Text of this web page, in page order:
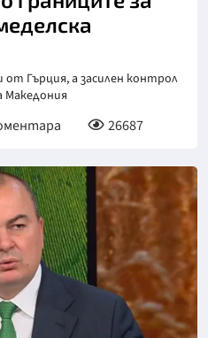
Гърция, а засилен контрол
Македония
26687